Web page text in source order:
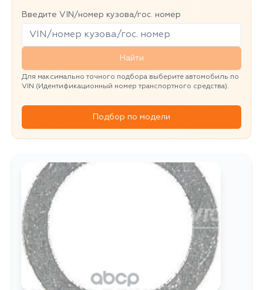
Введите VIN/номер кузова/гос. номер
Найти
Для максимально точного подбора выберите автомобиль по
VIN (Идентификационный номер транспортного средства).
Подбор по модели